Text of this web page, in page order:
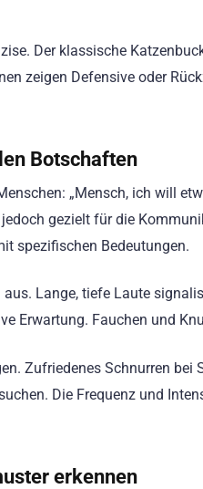
Der klassische
zeigen Defensive oder
Botschaften
„Mensch, ich will
gezielt für die
spezifischen Bedeutungen.
Lange, tiefe Laute
Erwartung. Fauchen und
Zufriedenes Schnurren bei
Die Frequenz und
erkennen